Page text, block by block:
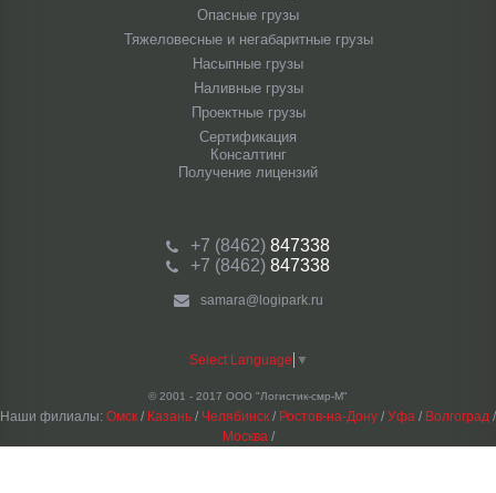
Опасные грузы
Тяжеловесные и негабаритные грузы
Насыпные грузы
Наливные грузы
Проектные грузы
Сертификация
Консалтинг
Получение лицензий
+7 (8462)847338
+7 (8462)847338
samara@logipark.ru
Select Language ▼
© 2001 - 2017 ООО "Логистик-смр-М"
Наши филиалы: Омск / Казань / Челябинск / Ростов-на-Дону / Уфа / Волгоград /
Москва /